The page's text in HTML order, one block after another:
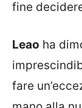
fine
Leao ha
fare